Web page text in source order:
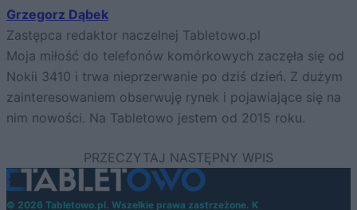
Grzegorz Dąbek
Zastępca redaktor naczelnej Tabletowo.pl
Moja miłość do telefonów komórkowych zaczęła się od
Nokii 3410 i trwa nieprzerwanie po dziś dzień. Z dużym
zainteresowaniem obserwuję rynek i pojawiające się na
nim nowości. Na Tabletowo jestem od 2015 roku.
© 2026 Tabletowo.pl. Wszelkie prawa zastrzeżone. K